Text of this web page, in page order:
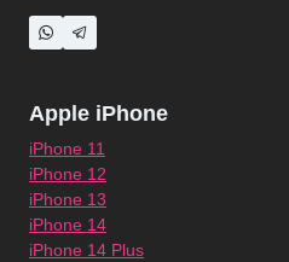
Apple iPhone
iPhone 11
iPhone 12
iPhone 13
iPhone 14
iPhone 14 Plus